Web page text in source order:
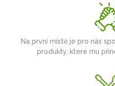
Na první místě je pro nás
produkty, které mu